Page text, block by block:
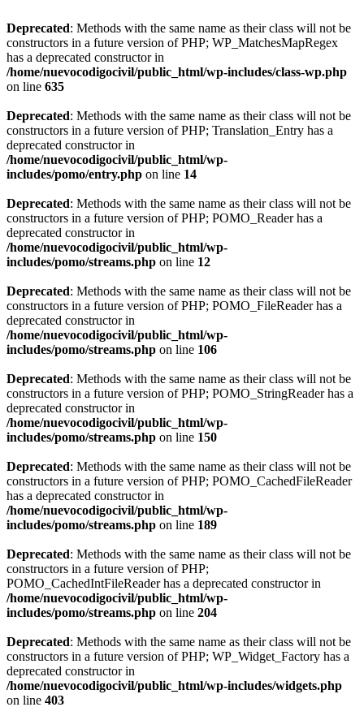
Deprecated: Methods with the same name as their class will not be
constructors in a future version of PHP; WP_MatchesMapRegex
has a deprecated constructor in
/home/nuevocodigocivil/public_html/wp-includes/class-wp.php
on line 635
Deprecated: Methods with the same name as their class will not be
constructors in a future version of PHP; Translation_Entry has a
deprecated constructor in
/home/nuevocodigocivil/public_html/wp-
includes/pomo/entry.php on line 14
Deprecated: Methods with the same name as their class will not be
constructors in a future version of PHP; POMO_Reader has a
deprecated constructor in
/home/nuevocodigocivil/public_html/wp-
includes/pomo/streams.php on line 12
Deprecated: Methods with the same name as their class will not be
constructors in a future version of PHP; POMO_FileReader has a
deprecated constructor in
/home/nuevocodigocivil/public_html/wp-
includes/pomo/streams.php on line 106
Deprecated: Methods with the same name as their class will not be
constructors in a future version of PHP; POMO_StringReader has a
deprecated constructor in
/home/nuevocodigocivil/public_html/wp-
includes/pomo/streams.php on line 150
Deprecated: Methods with the same name as their class will not be
constructors in a future version of PHP; POMO_CachedFileReader
has a deprecated constructor in
/home/nuevocodigocivil/public_html/wp-
includes/pomo/streams.php on line 189
Deprecated: Methods with the same name as their class will not be
constructors in a future version of PHP;
POMO_CachedIntFileReader has a deprecated constructor in
/home/nuevocodigocivil/public_html/wp-
includes/pomo/streams.php on line 204
Deprecated: Methods with the same name as their class will not be
constructors in a future version of PHP; WP_Widget_Factory has a
deprecated constructor in
/home/nuevocodigocivil/public_html/wp-includes/widgets.php
on line 403